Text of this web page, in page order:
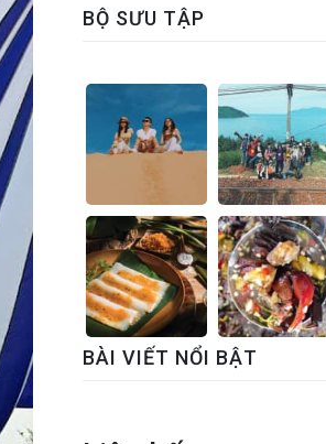
BỘ SƯU TẬP
BÀI VIẾT NỔI BẬT